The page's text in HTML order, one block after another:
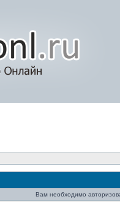
Вам необходимо